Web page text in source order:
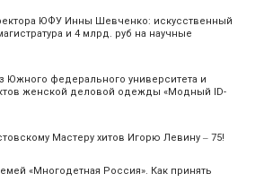
ЮФУ Инны Шевченко: искусственный
и 4 млрд. руб на научные
Южного федерального университета и
женской деловой одежды «Модный ID-
Мастеру хитов Игорю Левину ‒ 75!
«Многодетная Россия». Как принять